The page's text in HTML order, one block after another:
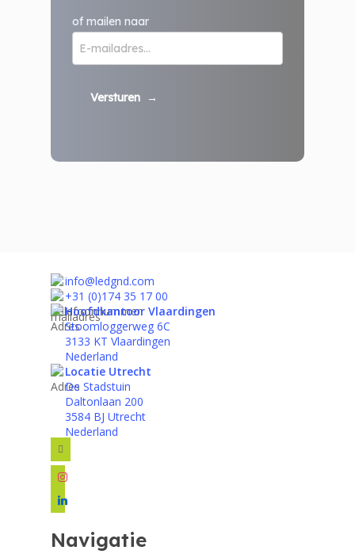
of mailen naar
Versturen →
info@ledgnd.com
+31 (0)174 35 17 00
Hoofdkantoor Vlaardingen
Stoomloggerweg 6C
3133 KT Vlaardingen
Nederland
Locatie Utrecht
De Stadstuin
Daltonlaan 200
3584 BJ Utrecht
Nederland
facebook
instagram
linkedin
Navigatie